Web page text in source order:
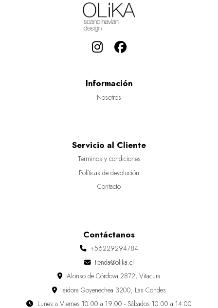
Información
Nosotros
Servicio al Cliente
Terminos y condiciones
Políticas de devolución
Contacto
Contáctanos
+56229294784
tienda@olika.cl
Alonso de Córdova 2872, Vitacura
Isidora Goyenechea 3200, Las Condes
Lunes a Viernes 10:00 a 19:00 - Sábados 10:00 a 14:00